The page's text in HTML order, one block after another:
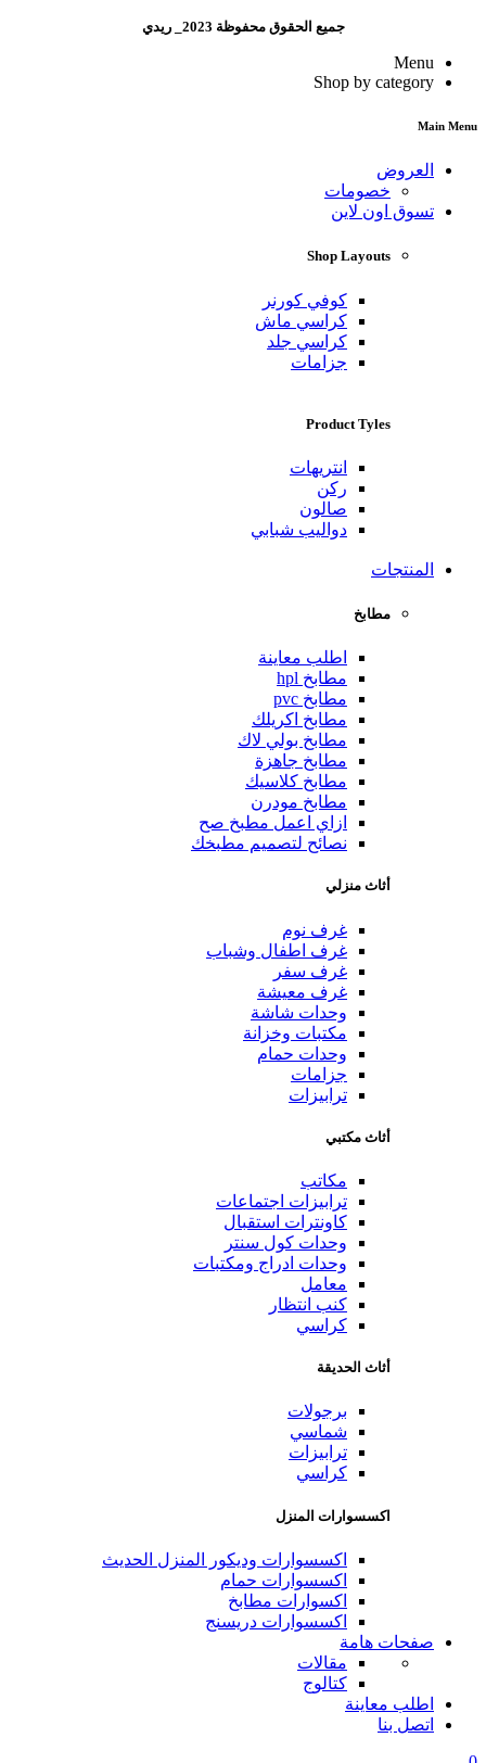
جميع الحقوق محفوظة 2023_ ريدي
Menu
Shop by category
Main Menu
العروض
خصومات
تسوق اون لاين
Shop Layouts
كوفي كورنر
كراسي ماش
كراسي جلد
جزامات
Product Tyles
انتريهات
ركن
صالون
دواليب شبابي
المنتجات
مطابخ
اطلب معاينة
مطابخ hpl
مطابخ pvc
مطابخ اكريلك
مطابخ بولي لاك
مطابخ جاهزة
مطابخ كلاسيك
مطابخ مودرن
ازاي اعمل مطبخ صح
نصائح لتصميم مطبخك
أثاث منزلي
غرف نوم
غرف اطفال وشباب
غرف سفر
غرف معيشة
وحدات شاشة
مكتبات وخزانة
وحدات حمام
جزامات
ترابيزات
أثاث مكتبي
مكاتب
ترابيزات اجتماعات
كاونترات استقبال
وحدات كول سنتر
وحدات ادراج ومكتبات
معامل
كنب انتظار
كراسي
أثاث الحديقة
برجولات
شماسي
ترابيزات
كراسي
اكسسوارات المنزل
اكسسوارات وديكور المنزل الحديث
اكسسوارات حمام
اكسوارات مطابخ
اكسسوارات دريسنج
صفحات هامة
مقالات
كتالوج
اطلب معاينة
اتصل بنا